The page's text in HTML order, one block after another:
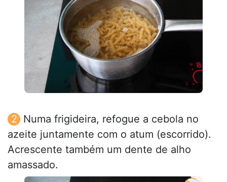
Numa frigideira, refogue a cebola no
azeite juntamente com o atum (escorrido).
Acrescente também um dente de alho
amassado.